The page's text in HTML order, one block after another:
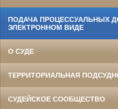
ПОДАЧА ПРОЦЕССУАЛЬНЫХ
ЭЛЕКТРОННОМ ВИДЕ
О СУДЕ
ТЕРРИТОРИАЛЬНАЯ
СУДЕЙСКОЕ СООБЩЕСТВО